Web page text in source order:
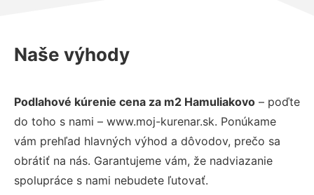
Naše výhody
Podlahové kúrenie cena za m2 Hamuliakovo – poďte
do toho s nami – www.moj-kurenar.sk. Ponúkame
vám prehľad hlavných výhod a dôvodov, prečo sa
obrátiť na nás. Garantujeme vám, že nadviazanie
spolupráce s nami nebudete ľutovať.